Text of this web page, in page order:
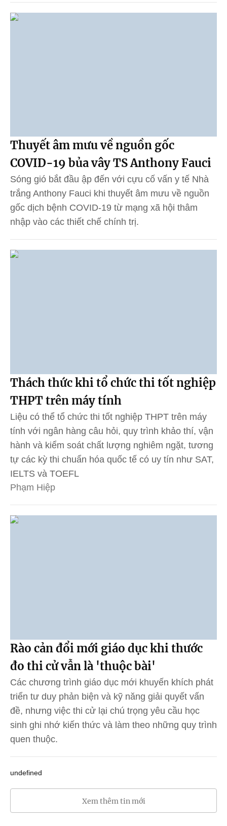
Thuyết âm mưu về nguồn gốc
COVID-19 bủa vây TS Anthony Fauci
Sóng gió bắt đầu ập đến với cựu cố vấn y tế Nhà
trắng Anthony Fauci khi thuyết âm mưu về nguồn
gốc dịch bệnh COVID-19 từ mạng xã hội thâm
nhập vào các thiết chế chính trị.
Thách thức khi tổ chức thi tốt nghiệp
THPT trên máy tính
Liệu có thể tổ chức thi tốt nghiệp THPT trên máy
tính với ngân hàng câu hỏi, quy trình khảo thí, vận
hành và kiểm soát chất lượng nghiêm ngặt, tương
tự các kỳ thi chuẩn hóa quốc tế có uy tín như SAT,
IELTS và TOEFL
Phạm Hiệp
Rào cản đổi mới giáo dục khi thước
đo thi cử vẫn là 'thuộc bài'
Các chương trình giáo dục mới khuyến khích phát
triển tư duy phản biện và kỹ năng giải quyết vấn
đề, nhưng việc thi cử lại chú trọng yêu cầu học
sinh ghi nhớ kiến thức và làm theo những quy trình
quen thuộc.
undefined
Xem thêm tin mới